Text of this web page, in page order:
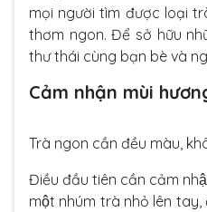
mọi người tìm được loại
thơm ngon. Để sở hữu
thư thái cùng bạn bè và
Cảm nhận mùi
Trà ngon cần đều màu,
Điều đầu tiên cần cảm
một nhúm trà nhỏ lên tay,